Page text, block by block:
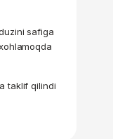
safiga
taklif qilindi